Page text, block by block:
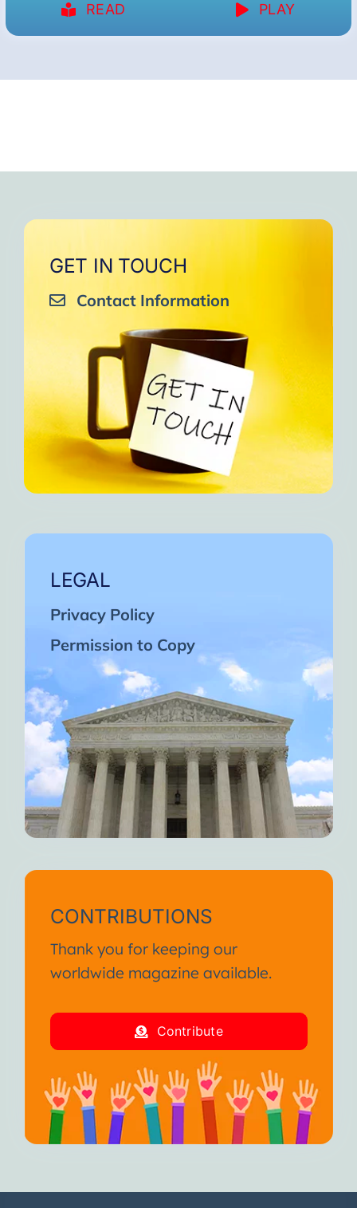
READ PLAY
GET IN TOUCH
Contact Information
LEGAL
Privacy Policy
Permission to Copy
CONTRIBUTIONS
Thank you for keeping our
worldwide magazine available.
Contribute